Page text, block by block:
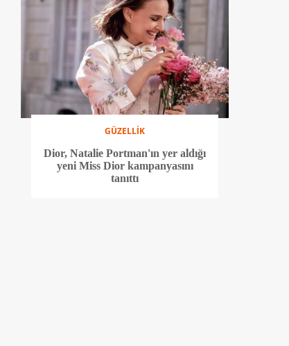
GÜZELLİK
Dior, Natalie Portman'ın yer aldığı
yeni Miss Dior kampanyasını
tanıttı